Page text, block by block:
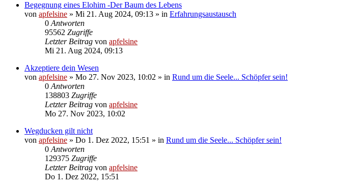
Begegnung eines Elohim -Der Baum des Lebens
von apfelsine » Mi 21. Aug 2024, 09:13 » in Erfahrungsaustausch
0Antworten
95562 Zugriffe
Letzter Beitrag von apfelsine
Mi 21. Aug 2024, 09:13
Akzeptiere dein Wesen
von apfelsine » Mo 27. Nov 2023, 10:02 » in Rund um die Seele... Schöpfer sein!
0Antworten
138803 Zugriffe
Letzter Beitrag von apfelsine
Mo 27. Nov 2023, 10:02
Wegducken gilt nicht
von apfelsine » Do 1. Dez 2022, 15:51 » in Rund um die Seele... Schöpfer sein!
0Antworten
129375 Zugriffe
Letzter Beitrag von apfelsine
Do 1. Dez 2022, 15:51